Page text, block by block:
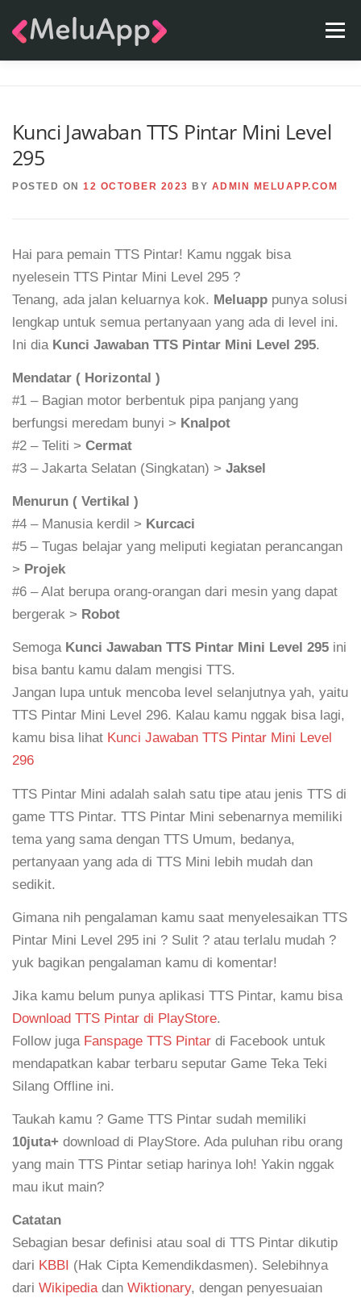
Menu
Kunci Jawaban TTS Pintar Mini Level
295
POSTED ON 12 OCTOBER 2023 BY ADMIN MELUAPP.COM
Hai para pemain TTS Pintar! Kamu nggak bisa
nyelesein TTS Pintar Mini Level 295 ?
Tenang, ada jalan keluarnya kok. Meluapp punya solusi
lengkap untuk semua pertanyaan yang ada di level ini.
Ini dia Kunci Jawaban TTS Pintar Mini Level 295.
Mendatar ( Horizontal )
#1 – Bagian motor berbentuk pipa panjang yang
berfungsi meredam bunyi > Knalpot
#2 – Teliti > Cermat
#3 – Jakarta Selatan (Singkatan) > Jaksel
Menurun ( Vertikal )
#4 – Manusia kerdil > Kurcaci
#5 – Tugas belajar yang meliputi kegiatan perancangan
> Projek
#6 – Alat berupa orang-orangan dari mesin yang dapat
bergerak > Robot
Semoga Kunci Jawaban TTS Pintar Mini Level 295 ini
bisa bantu kamu dalam mengisi TTS.
Jangan lupa untuk mencoba level selanjutnya yah, yaitu
TTS Pintar Mini Level 296. Kalau kamu nggak bisa lagi,
kamu bisa lihat Kunci Jawaban TTS Pintar Mini Level
296
TTS Pintar Mini adalah salah satu tipe atau jenis TTS di
game TTS Pintar. TTS Pintar Mini sebenarnya memiliki
tema yang sama dengan TTS Umum, bedanya,
pertanyaan yang ada di TTS Mini lebih mudah dan
sedikit.
Gimana nih pengalaman kamu saat menyelesaikan TTS
Pintar Mini Level 295 ini ? Sulit ? atau terlalu mudah ?
yuk bagikan pengalaman kamu di komentar!
Jika kamu belum punya aplikasi TTS Pintar, kamu bisa
Download TTS Pintar di PlayStore.
Follow juga Fanspage TTS Pintar di Facebook untuk
mendapatkan kabar terbaru seputar Game Teka Teki
Silang Offline ini.
Taukah kamu ? Game TTS Pintar sudah memiliki
10juta+ download di PlayStore. Ada puluhan ribu orang
yang main TTS Pintar setiap harinya loh! Yakin nggak
mau ikut main?
Catatan
Sebagian besar definisi atau soal di TTS Pintar dikutip
dari KBBI (Hak Cipta Kemendikdasmen). Selebihnya
dari Wikipediadan Wiktionary, dengan penyesuaian